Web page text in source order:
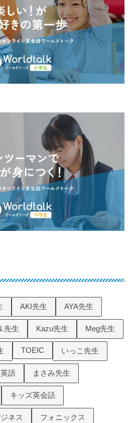
AKI先生 AYA先生
先生 Kazu先生 Meg先生
TOEIC いっこ先生
語 まさみ先生
キッズ英会話
ジネス フォニックス